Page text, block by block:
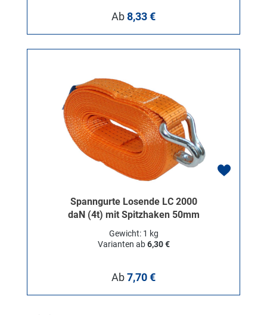
Regulärer Preis:
Ab8,33 €
Spanngurte Losende LC 2000
daN (4t) mit Spitzhaken 50mm
Gewicht: 1 kg
Varianten ab6,30 €
Regulärer Preis:
Ab7,70 €